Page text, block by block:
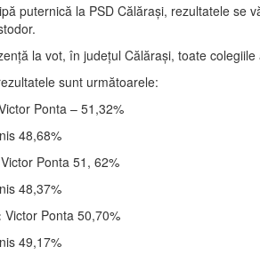
puternică la PSD Călăraşi, rezultatele se
la vot, în judeţul Călăraşi, toate
sunt următoarele:
Ponta – 51,32%
48,68%
Ponta 51, 62%
48,37%
Victor Ponta 50,70%
49,17%